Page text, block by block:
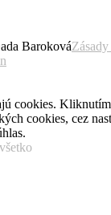
Baroková
cookies.
cookies, cez